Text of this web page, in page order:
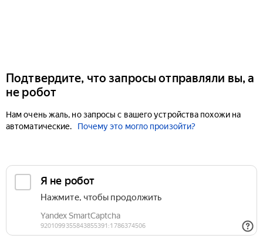
Подтвердите, что запросы отправляли вы, а
не робот
Нам очень жаль, но запросы с вашего устройства похожи на
автоматические.
Почему это могло произойти?